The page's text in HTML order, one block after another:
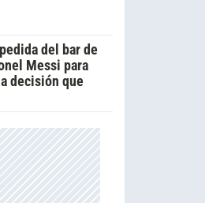
del bar de
Messi para
decisión que